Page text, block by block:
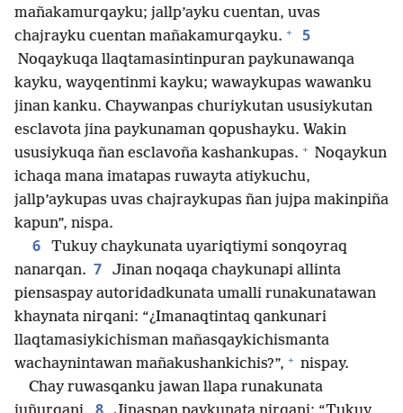
mañakamurqayku; jallp’ayku cuentan, uvas
chajrayku cuentan mañakamurqayku. + 5
Noqaykuqa llaqtamasintinpuran paykunawanqa
kayku, wayqentinmi kayku; wawaykupas wawanku
jinan kanku. Chaywanpas churiykutan ususiykutan
esclavota jina paykunaman qopushayku. Wakin
ususiykuqa ñan esclavoña kashankupas. + Noqaykun
ichaqa mana imatapas ruwayta atiykuchu,
jallp’aykupas uvas chajraykupas ñan jujpa makinpiña
kapun”, nispa.
6
Tukuy chaykunata uyariqtiymi sonqoyraq
nanarqan. 7
Jinan noqaqa chaykunapi allinta
piensaspay autoridadkunata umalli runakunatawan
khaynata nirqani: “¿Imanaqtintaq qankunari
llaqtamasiykichisman mañasqaykichismanta
wachaynintawan mañakushankichis?”, + nispay.
Chay ruwasqanku jawan llapa runakunata